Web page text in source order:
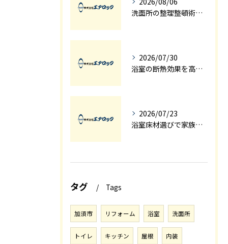
洗面所の整理整頓術で家事効率も上がる収納改善テクニック
2026/07/30
浴室の断熱効果を高めるリフォーム術と埼玉県加須市比企郡嵐山町での施工ポイント
2026/07/23
浴室床材選びで家族の安全と快適を実現する洗面所と浴室のリフォームのコツ
タグ Tags
加須市 リフォーム 浴室 洗面所
トイレ キッチン 屋根 内装